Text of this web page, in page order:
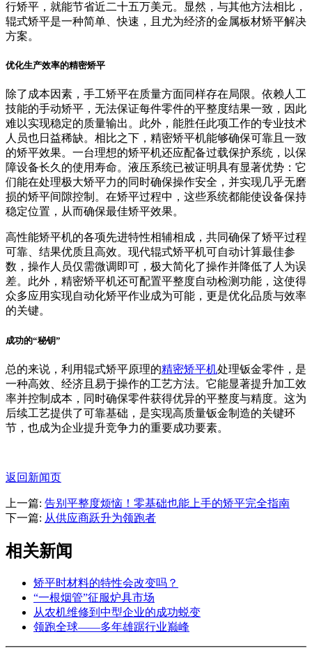
行矫平，就能节省近二十五万美元。显然，与其他方法相比，
辊式矫平是一种简单、快速，且尤为经济的金属板材矫平解决
方案。
优化生产效率的精密矫平
除了成本因素，手工矫平在质量方面同样存在局限。依赖人工
技能的手动矫平，无法保证每件零件的平整度结果一致，因此
难以实现稳定的质量输出。此外，能胜任此项工作的专业技术
人员也日益稀缺。相比之下，精密矫平机能够确保可靠且一致
的矫平效果。一台理想的矫平机还应配备过载保护系统，以保
障设备长久的使用寿命。液压系统已被证明具有显著优势：它
们能在处理极大矫平力的同时确保操作安全，并实现几乎无磨
损的矫平间隙控制。在矫平过程中，这些系统都能使设备保持
稳定位置，从而确保最佳矫平效果。
高性能矫平机的各项先进特性相辅相成，共同确保了矫平过程
可靠、结果优质且高效。现代辊式矫平机可自动计算最佳参
数，操作人员仅需微调即可，极大简化了操作并降低了人为误
差。此外，精密矫平机还可配置平整度自动检测功能，这使得
众多应用实现自动化矫平作业成为可能，更是优化品质与效率
的关键。
成功的“秘钥”
总的来说，利用辊式矫平原理的精密矫平机处理钣金零件，是
一种高效、经济且易于操作的工艺方法。它能显著提升加工效
率并控制成本，同时确保零件获得优异的平整度与精度。这为
后续工艺提供了可靠基础，是实现高质量钣金制造的关键环
节，也成为企业提升竞争力的重要成功要素。
返回新闻页
上一篇: 告别平整度烦恼！零基础也能上手的矫平完全指南
下一篇: 从供应商跃升为领跑者
相关新闻
矫平时材料的特性会改变吗？
“一根烟管”征服炉具市场
从农机维修到中型企业的成功蜕变
领跑全球——多年雄踞行业巅峰